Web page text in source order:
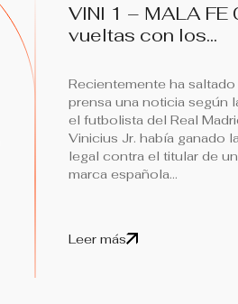
VINI 1 – MALA FE
vueltas con los...
Recientemente ha saltado
prensa una noticia según
el futbolista del Real
Vinicius Jr. había ganado
legal contra el titular de
marca española...
Leer más